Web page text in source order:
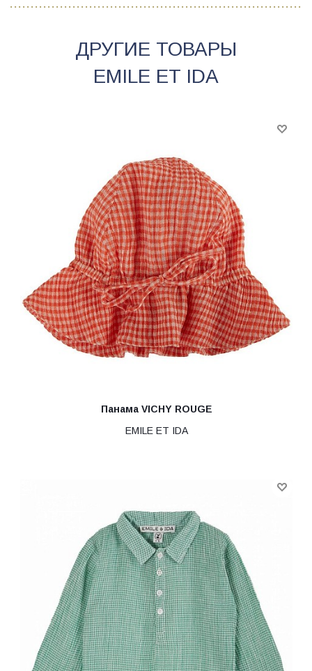
ДРУГИЕ ТОВАРЫ
EMILE ET IDA
Панама VICHY ROUGE
EMILE ET IDA